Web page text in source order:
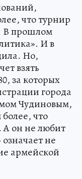
что турнир
В прошлом
И в
Но,
взять
за которых
города
Чудиновым,
что
А он не любит
не
армейской